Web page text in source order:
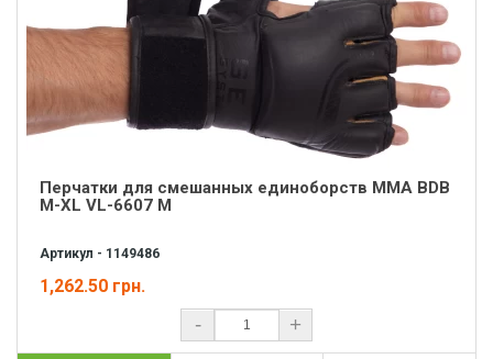
Перчатки для смешанных единоборств MMA BDB
M-XL VL-6607 M
Артикул - 1149486
1,262.50 грн.
- +